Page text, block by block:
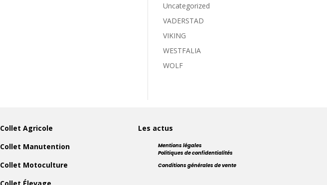
Uncategorized
VADERSTAD
VIKING
WESTFALIA
WOLF
Collet Agricole
Collet Manutention
Collet Motoculture
Les actus
Mentions légales
Politiques de confidentialités
Conditions générales de vente